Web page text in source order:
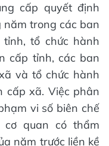
cấp quyết định
năm trong các ban
tổ chức hành
cấp tỉnh, các ban
và tổ chức hành
cấp xã. Việc phân
vi số biên chế
cơ quan có thẩm
năm trước liền kề